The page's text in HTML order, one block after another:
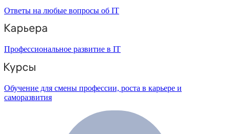
Ответы на любые вопросы об IT
Профессиональное развитие в IT
Обучение для смены профессии, роста в карьере и
саморазвития